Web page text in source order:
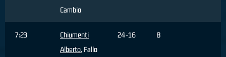
Cambio
7:23
Chiumenti
Alberto, Fallo
24-16 8